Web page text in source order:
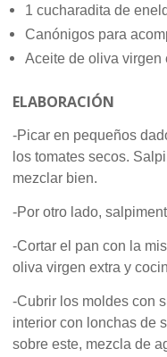
1 cucharadita de
Canónigos para
Aceite de oliva virgen
ELABORACIÓN
-Picar en pequeños
los tomates secos.
mezclar bien.
-Por otro lado,
-Cortar el pan con la
oliva virgen extra y
-Cubrir los moldes con
interior con lonchas de
sobre este, mezcla de